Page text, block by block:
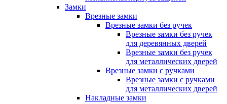
Замки
Врезные замки
Врезные замки без ручек
Врезные замки без ручек
для деревянных дверей
Врезные замки без ручек
для металлических дверей
Врезные замки с ручками
Врезные замки с ручками
для металлических дверей
Накладные замки